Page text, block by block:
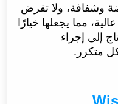
وشفافة، ولا تفرض
مما يجعلها خيارًا
إلى إجراء
متكرر.